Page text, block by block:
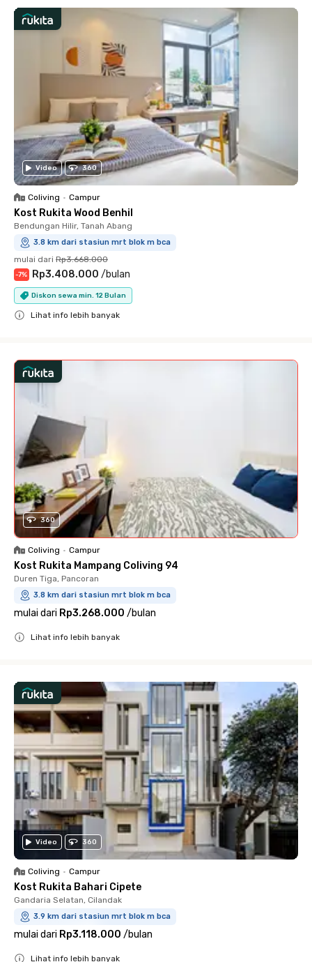
Video 360
Coliving • Campur
Kost Rukita Wood Benhil
Bendungan Hilir, Tanah Abang
3.8 km dari stasiun mrt blok m bca
mulai dari Rp3.668.000
-7% Rp3.408.000 /bulan
Diskon sewa min. 12 Bulan
Lihat info lebih banyak
360
Coliving • Campur
Kost Rukita Mampang Coliving 94
Duren Tiga, Pancoran
3.8 km dari stasiun mrt blok m bca
mulai dari Rp3.268.000 /bulan
Lihat info lebih banyak
Video 360
Coliving • Campur
Kost Rukita Bahari Cipete
Gandaria Selatan, Cilandak
3.9 km dari stasiun mrt blok m bca
mulai dari Rp3.118.000 /bulan
Lihat info lebih banyak